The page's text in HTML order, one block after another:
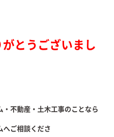
とうございまし
・不動産・土木工事のことなら
ご相談くださ